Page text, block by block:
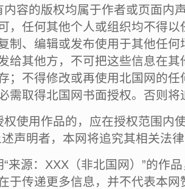
内容的版权均属于作者或页面内
，任何其他个人或组织均不得
制、编辑或发布使用于其他任
给其他方，不可把这些信息在
；不得修改或再使用北国网的
需取得北国网书面授权。否则将
权使用作品的，应在授权范围内
述声明者，本网将追究其相关法
来源：XXX（非北国网）”的作
于传递更多信息，并不代表本